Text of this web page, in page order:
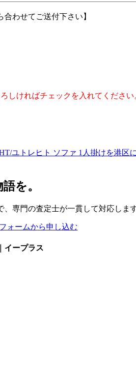
合わせてご送付下さい】
しければチェックを入れてください
ユトレヒト ソファ 1人掛けを港区
を。
専門の査定士が一貫して対応します
ォームから申し込む
イープラス